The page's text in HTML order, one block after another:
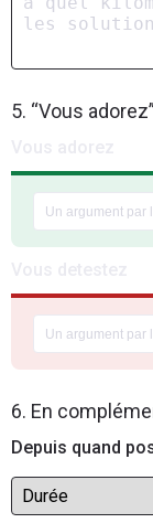
5. “Vous
6. En
Depuis quand